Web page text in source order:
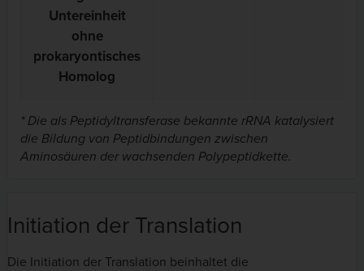
Untereinheit
ohne
prokaryontisches
Homolog
* Die als Peptidyltransferase bekannte rRNA katalysiert
die Bildung von Peptidbindungen zwischen
Aminosäuren der wachsenden Polypeptidkette.
Initiation der Translation
Die Initiation der Translation beinhaltet die